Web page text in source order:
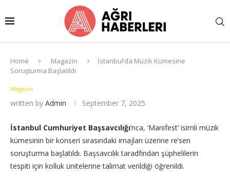
Home Magazin
İstanbul’da Müzik Kümesine
Soruşturma Başlatıldı
Magazin
written by Admin September 7, 2025
İstanbul Cumhuriyet Başsavcılığı‘nca, ‘Manifest’ isimli müzik
kümesinin bir konseri sırasındaki imajları üzerine re’sen
soruşturma başlatıldı. Başsavcılık taradfından şüphelilerin
tespiti için kolluk ünitelerine talimat verildiği öğrenildi.